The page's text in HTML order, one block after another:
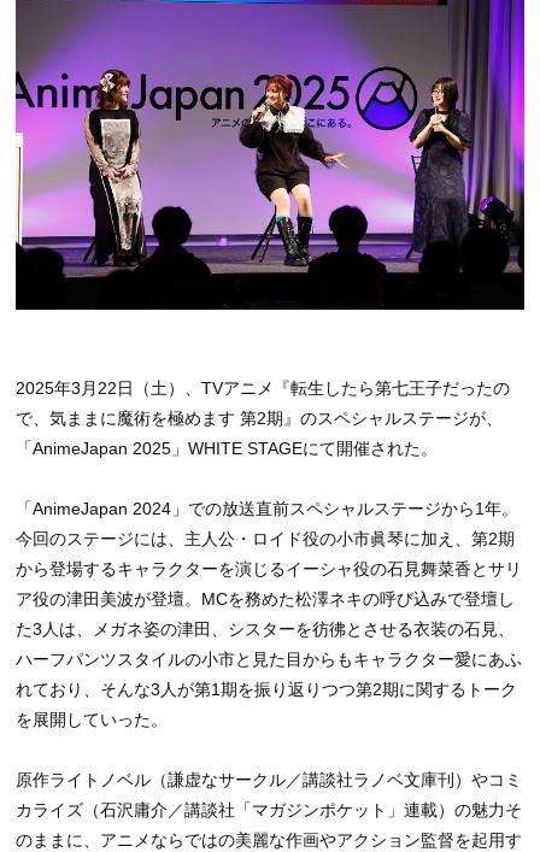
2025年3月22日（土）、TVアニメ『転生したら第七王子だったの
で、気ままに魔術を極めます 第2期』のスペシャルステージが、
「AnimeJapan 2025」WHITE STAGEにて開催された。
「AnimeJapan 2024」での放送直前スペシャルステージから1年。
今回のステージには、主人公・ロイド役の小市眞琴に加え、第2期
から登場するキャラクターを演じるイーシャ役の石見舞菜香とサリ
ア役の津田美波が登壇。MCを務めた松澤ネキの呼び込みで登壇し
た3人は、メガネ姿の津田、シスターを彷彿とさせる衣装の石見、
ハーフパンツスタイルの小市と見た目からもキャラクター愛にあふ
れており、そんな3人が第1期を振り返りつつ第2期に関するトーク
を展開していった。
原作ライトノベル（謙虚なサークル／講談社ラノベ文庫刊）やコミ
カライズ（石沢庸介／講談社「マガジンポケット」連載）の魅力そ
のままに、アニメならではの美麗な作画やアクション監督を起用す